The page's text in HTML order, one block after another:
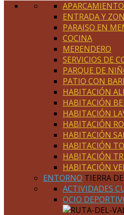
APARCAMIENTO
ENTRADA Y
PARAISO EN
COCINA
MERENDERO
SERVICIOS DE
PARQUE DE
PATIO CON
HABITACIÓN
HABITACIÓN
HABITACIÓN
HABITACIÓN
HABITACIÓN
HABITACIÓN
HABITACIÓN
HABITACIÓN
ENTORNO TIERRA
ACTIVIDADES
OCIO